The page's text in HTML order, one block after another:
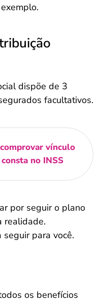
dispõe de 3
facultativos.
vínculo
no INSS
por seguir o plano
realidade.
para você.
os benefícios